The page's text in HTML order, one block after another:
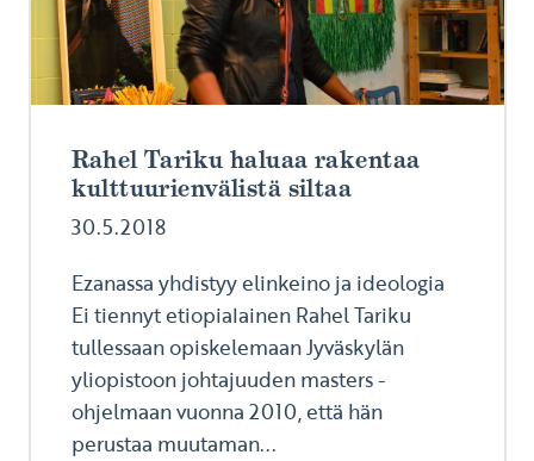
Rahel Tariku haluaa rakentaa
kulttuurienvälistä siltaa
30.5.2018
Ezanassa yhdistyy elinkeino ja ideologia
Ei tiennyt etiopialainen Rahel Tariku
tullessaan opiskelemaan Jyväskylän
yliopistoon johtajuuden masters -
ohjelmaan vuonna 2010, että hän
perustaa muutaman...